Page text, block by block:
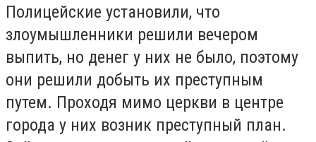
Полицейские установили, что
злоумышленники решили вечером
выпить, но денег у них не было, поэтому
они решили добыть их преступным
путем. Проходя мимо церкви в центре
города у них возник преступный план.